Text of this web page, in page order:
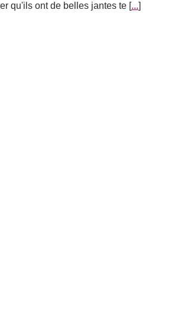
qu'ils ont de belles jantes te [...]